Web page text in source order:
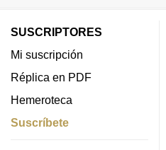
SUSCRIPTORES
Mi suscripción
Réplica en PDF
Hemeroteca
Suscríbete